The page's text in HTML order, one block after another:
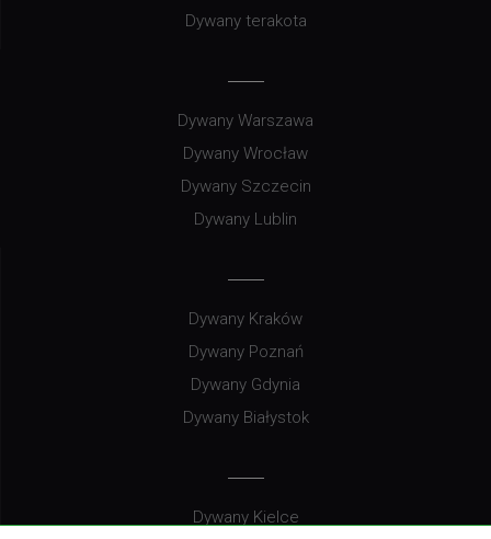
Dywany terakota
Dywany Warszawa
Dywany Wrocław
Dywany Szczecin
Dywany Lublin
Dywany Kraków
Dywany Poznań
Dywany Gdynia
Dywany Białystok
Dywany Kielce